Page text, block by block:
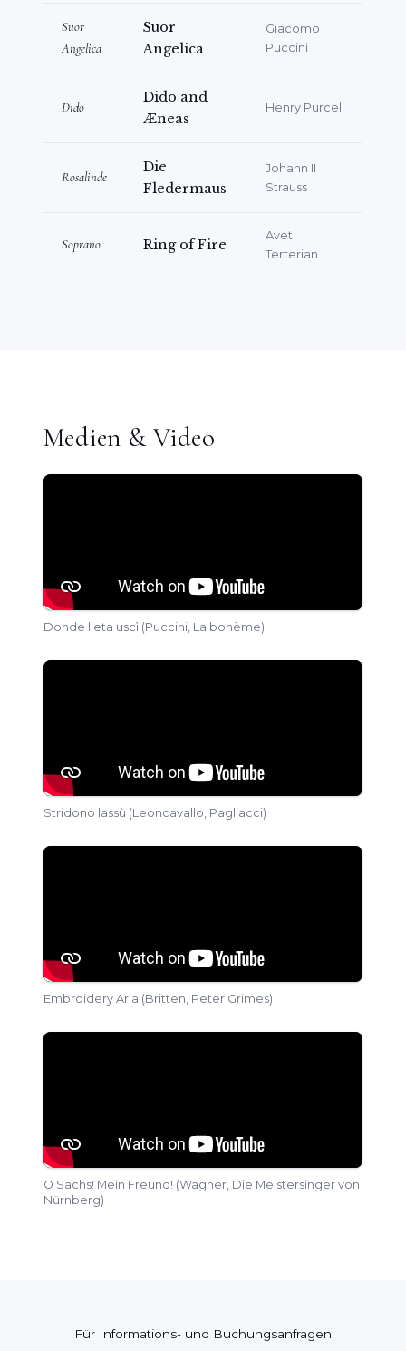
regelmäßig an Operngala-Konzerten
Zu ihren jüngsten und zukünftigen
Engagements gehören die Vertretung
Gretel (Hänsel und Gretel
) für die Rose
Suor
Angelica
Suor
Angelica
Giacomo
Puccini
Dido
Dido and
Æneas
Henry Purcell
Rosalinde
Die
Fledermaus
Johann II
Strauss
Soprano Ring of Fire
Avet
Terterian
Medien & Video
Donde lieta uscì (Puccini, La bohème)
Stridono lassù (Leoncavallo, Pagliacci)
Embroidery Aria (Britten, Peter Grimes)
O Sachs! Mein Freund! (Wagner, Die Meistersinger von
Nürnberg)
Für Informations- und Buchungsanfragen